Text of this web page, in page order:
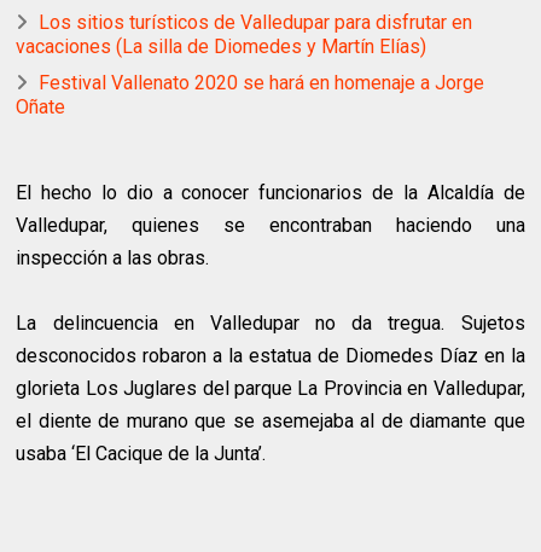
Los sitios turísticos de Valledupar para disfrutar en
vacaciones (La silla de Diomedes y Martín Elías)
Festival Vallenato 2020 se hará en homenaje a Jorge
Oñate
El hecho lo dio a conocer funcionarios de la Alcaldía de
Valledupar, quienes se encontraban haciendo una
inspección a las obras.
La delincuencia en Valledupar no da tregua. Sujetos
desconocidos robaron a la estatua de Diomedes Díaz en la
glorieta Los Juglares del parque La Provincia en Valledupar,
el diente de murano que se asemejaba al de diamante que
usaba ‘El Cacique de la Junta’.